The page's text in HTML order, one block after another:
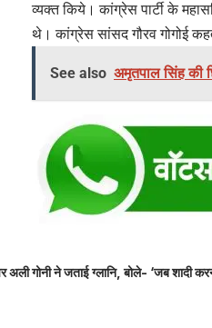
व्यक्त किये। कांग्रेस पार्टी के
थे। कांग्रेस सांसद गौरव गोगोई
See also अमृतपाल सिंह की
अली गोनी ने जताई ग्लानि, बोले- ‘जब शादी